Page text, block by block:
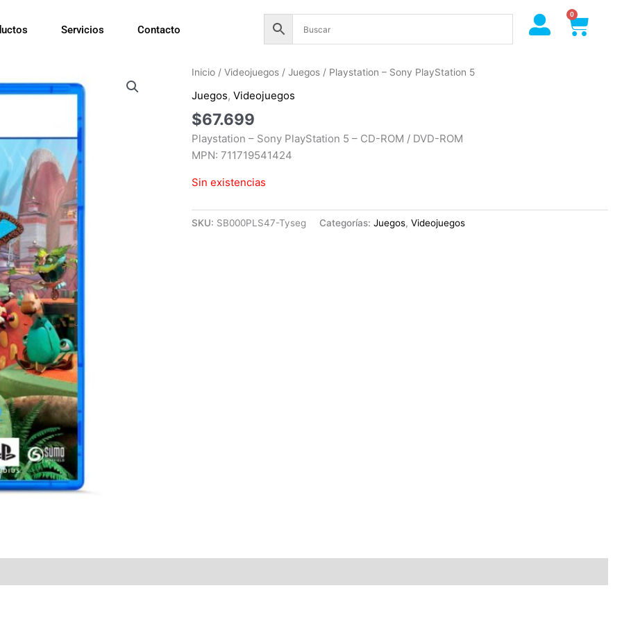
Servicios Contacto
0
Cart
Inicio /Videojuegos /Juegos / Playstation – Sony PlayStation 5
Juegos,Videojuegos
$67.699
Playstation – Sony PlayStation 5 – CD-ROM / DVD-ROM
MPN: 711719541424
Sin existencias
SKU: SB000PLS47-Tyseg Categorías:Juegos,Videojuegos